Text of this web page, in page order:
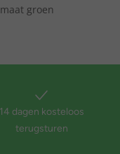
groen
14 dagen kosteloos
terugsturen